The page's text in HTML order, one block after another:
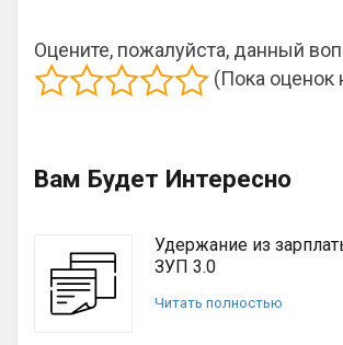
Оцените, пожалуйста, данный
(Пока оценок
Вам Будет Интересно
Удержание из
ЗУП 3.0
Читать полностью